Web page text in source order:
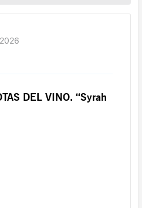
DEL VINO. “Syrah